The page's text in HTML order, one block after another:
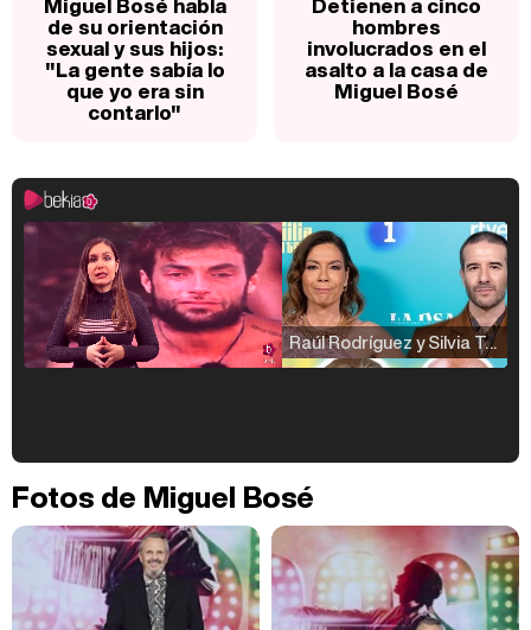
de su orientación
sexual y sus hijos:
"La gente sabía lo
que yo era sin
contarlo"
hombres
involucrados en el
asalto a la casa de
Miguel Bosé
Raúl Rodríguez y Silvia Taulés nos cuentan su papel en 'La familia de la tele'
Carlota Corredera y Javier de Hoyos: "La tele tiene que representar al público también y aquí están todos los perfiles posibles&quo;
Fotos de Miguel Bosé